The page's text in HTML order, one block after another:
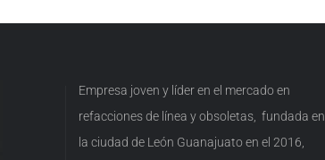
Empresa joven y líder en el mercado en
refacciones de línea y obsoletas, fundada en
la ciudad de León Guanajuato en el 2016,